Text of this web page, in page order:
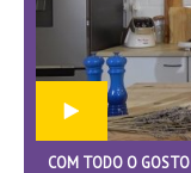
COM TODO O GOSTO